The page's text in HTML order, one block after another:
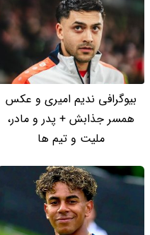
بیوگرافی ندیم امیری و عکس
همسر جذابش + پدر و مادر،
ملیت و تیم ها